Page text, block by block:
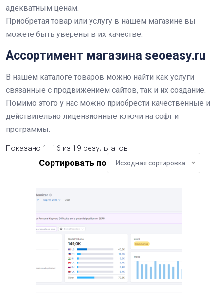
адекватным ценам.
Приобретая товар или услугу в нашем магазине вы
можете быть уверены в их качестве.
Ассортимент магазина seoeasy.ru
В нашем каталоге товаров можно найти как услуги
связанные с продвижением сайтов, так и их создание.
Помимо этого у нас можно приобрести качественные и
действительно лицензионные ключи на софт и
программы.
Показано 1–16 из 19 результатов
Сортировать по Исходная сортировка